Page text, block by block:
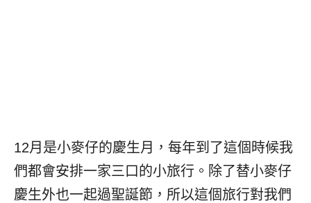
12月是小麥仔的慶生月，每年到了這個時候我
們都會安排一家三口的小旅行。除了替小麥仔
慶生外也一起過聖誕節，所以這個旅行對我們